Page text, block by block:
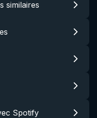
similaires
Spotify